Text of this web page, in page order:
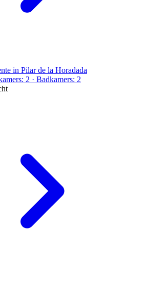
in Pilar de la Horadada
2 · Badkamers: 2